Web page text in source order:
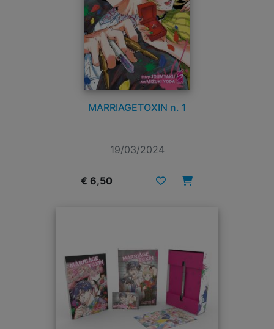
MARRIAGETOXIN n. 1
19/03/2024
€ 6,50